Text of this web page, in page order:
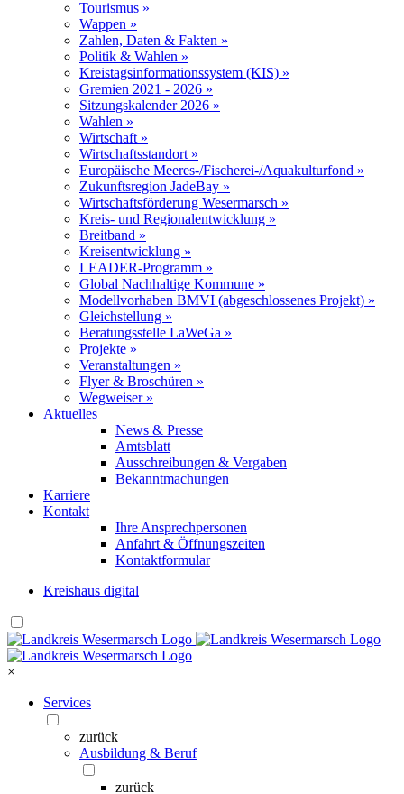
Tourismus »
Wappen »
Zahlen, Daten & Fakten »
Politik & Wahlen »
Kreistagsinformationssystem (KIS) »
Gremien 2021 - 2026 »
Sitzungskalender 2026 »
Wahlen »
Wirtschaft »
Wirtschaftsstandort »
Europäische Meeres-/Fischerei-/Aquakulturfond »
Zukunftsregion JadeBay »
Wirtschaftsförderung Wesermarsch »
Kreis- und Regionalentwicklung »
Breitband »
Kreisentwicklung »
LEADER-Programm »
Global Nachhaltige Kommune »
Modellvorhaben BMVI (abgeschlossenes Projekt) »
Gleichstellung »
Beratungsstelle LaWeGa »
Projekte »
Veranstaltungen »
Flyer & Broschüren »
Wegweiser »
Aktuelles
News & Presse
Amtsblatt
Ausschreibungen & Vergaben
Bekanntmachungen
Karriere
Kontakt
Ihre Ansprechpersonen
Anfahrt & Öffnungszeiten
Kontaktformular
Kreishaus digital
×
Services
zurück
Ausbildung & Beruf
zurück